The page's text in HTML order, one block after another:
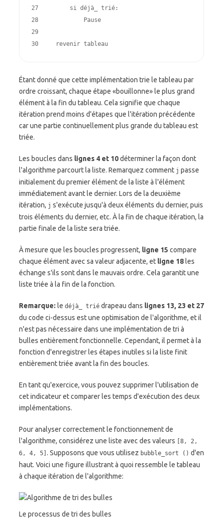
27
si déjà_ trié :
28
Pause
29
30
revenir tableau
Étant donné que cette implémentation trie le tableau par
ordre croissant, chaque étape «bouillonne» le plus grand
élément à la fin du tableau. Cela signifie que chaque
itération prend moins d'étapes que l'itération précédente
car une partie continuellement plus grande du tableau est
triée.
Les boucles dans lignes 4 et 10déterminer la façon dont
l'algorithme parcourt la liste. Remarquez comment j passe
initialement du premier élément de la liste à l'élément
immédiatement avant le dernier. Lors de la deuxième
itération, j s'exécute jusqu'à deux éléments du dernier, puis
trois éléments du dernier, etc. À la fin de chaque itération, la
partie finale de la liste sera triée.
À mesure que les boucles progressent, ligne 15 compare
chaque élément avec sa valeur adjacente, et ligne 18 les
échange s'ils sont dans le mauvais ordre. Cela garantit une
liste triée à la fin de la fonction.
Remarque: le déjà_ trié drapeau dans lignes 13, 23 et 27
du code ci-dessus est une optimisation de l'algorithme, et il
n'est pas nécessaire dans une implémentation de tri à
bulles entièrement fonctionnelle. Cependant, il permet à la
fonction d'enregistrer les étapes inutiles si la liste finit
entièrement triée avant la fin des boucles.
En tant qu'exercice, vous pouvez supprimer l'utilisation de
cet indicateur et comparer les temps d'exécution des deux
implémentations.
Pour analyser correctement le fonctionnement de
l'algorithme, considérez une liste avec des valeurs
[8, 2,
6, 4, 5] . Supposons que vous utilisez bubble_sort () d'en
haut. Voici une figure illustrant à quoi ressemble le tableau
à chaque itération de l'algorithme:
Le processus de tri des bulles